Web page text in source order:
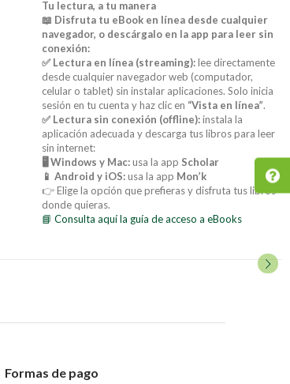
Tu lectura, a tu manera
📖 Disfruta tu eBook en línea desde cualquier
navegador, o descárgalo en la app para leer sin
conexión:
✅ Lectura en línea (streaming):lee directamente
desde cualquier navegador web (computador,
celular o tablet) sin instalar aplicaciones. Solo inicia
sesión en tu cuenta y haz clic en “Vista en línea”.
✅ Lectura sin conexión (offline):instala la
aplicación adecuada y descarga tus libros para leer
sin internet:
🖥️ Windows y Mac:usa la app Scholar
📱 Android y iOS:usa la app Mon’k
👉 Elige la opción que prefieras y disfruta tus libros
donde quieras.
📘 Consulta aquí la guía de acceso a eBooks
Formas de pago